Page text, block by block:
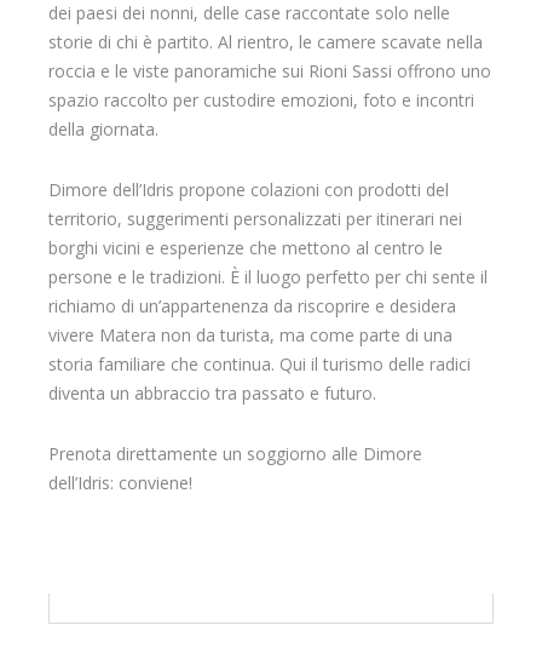
dei paesi dei nonni, delle case raccontate solo nelle
storie di chi è partito. Al rientro, le camere scavate nella
roccia e le viste panoramiche sui Rioni Sassi offrono uno
spazio raccolto per custodire emozioni, foto e incontri
della giornata.
Dimore dell’Idris propone colazioni con prodotti del
territorio, suggerimenti personalizzati per itinerari nei
borghi vicini e esperienze che mettono al centro le
persone e le tradizioni. È il luogo perfetto per chi sente il
richiamo di un’appartenenza da riscoprire e desidera
vivere Matera non da turista, ma come parte di una
storia familiare che continua. Qui il turismo delle radici
diventa un abbraccio tra passato e futuro.
Prenota direttamente un soggiorno alle Dimore
dell’Idris: conviene!